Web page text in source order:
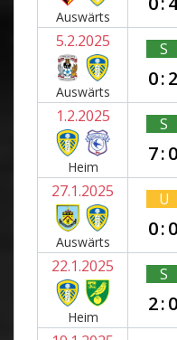
Auswärts
5.2.2025
Auswärts
S
0:2
1.2.2025
Heim
S
7:0
27.1.2025
Auswärts
U
0:0
22.1.2025
Heim
S
2:0